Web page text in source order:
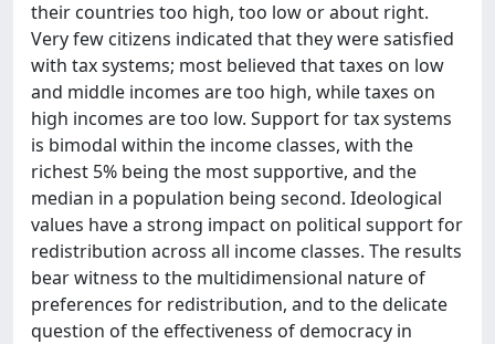
their countries too high, too low or about right.
Very few citizens indicated that they were satisfied
with tax systems; most believed that taxes on low
and middle incomes are too high, while taxes on
high incomes are too low. Support for tax systems
is bimodal within the income classes, with the
richest 5% being the most supportive, and the
median in a population being second. Ideological
values have a strong impact on political support for
redistribution across all income classes. The results
bear witness to the multidimensional nature of
preferences for redistribution, and to the delicate
question of the effectiveness of democracy in